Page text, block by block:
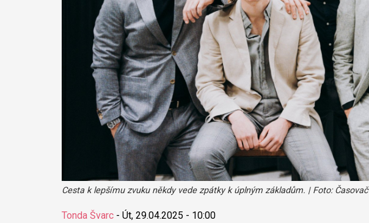
Cesta k lepšímu zvuku někdy vede zpátky k úplným základům. | Foto: Časovač
Tonda Švarc- Út, 29.04.2025 - 10:00